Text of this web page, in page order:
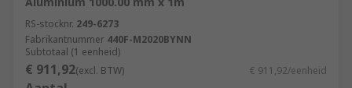
RS-stocknr. 249-6273
Fabrikantnummer 440F-M2020BYNN
Subtotaal (1 eenheid)
€ 911,92(excl. BTW) € 911,92/eenheid